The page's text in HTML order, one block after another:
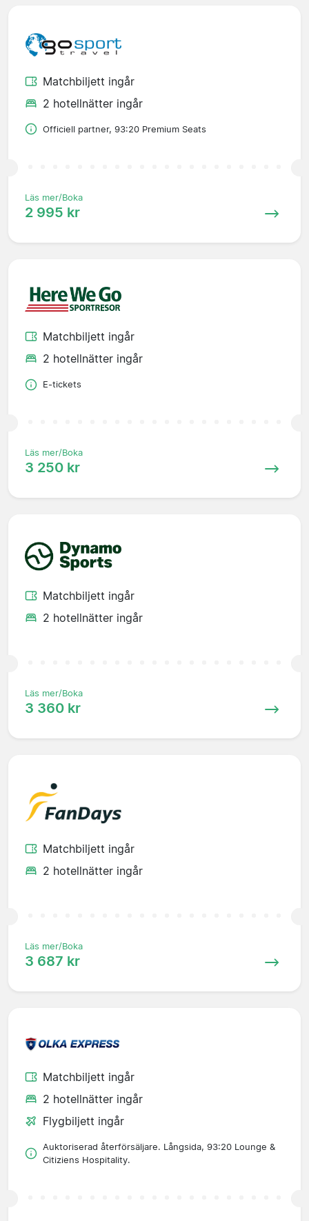
Matchbiljett ingår
2 hotellnätter ingår
Officiell partner, 93:20 Premium Seats
Läs mer/Boka
2 995 kr
Matchbiljett ingår
2 hotellnätter ingår
E-tickets
Läs mer/Boka
3 250 kr
Matchbiljett ingår
2 hotellnätter ingår
Läs mer/Boka
3 360 kr
Matchbiljett ingår
2 hotellnätter ingår
Läs mer/Boka
3 687 kr
Matchbiljett ingår
2 hotellnätter ingår
Flygbiljett ingår
Auktoriserad återförsäljare. Långsida, 93:20 Lounge &
Citiziens Hospitality.